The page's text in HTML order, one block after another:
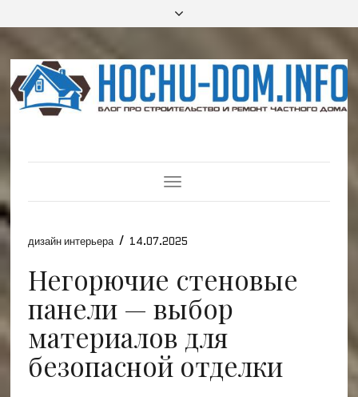
Toggle
Navigation
дизайн интерьера / 14.07.2025
Негорючие стеновые
панели — выбор
материалов для
безопасной отделки